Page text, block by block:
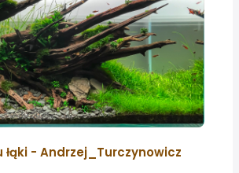
łąki - Andrzej_Turczynowicz